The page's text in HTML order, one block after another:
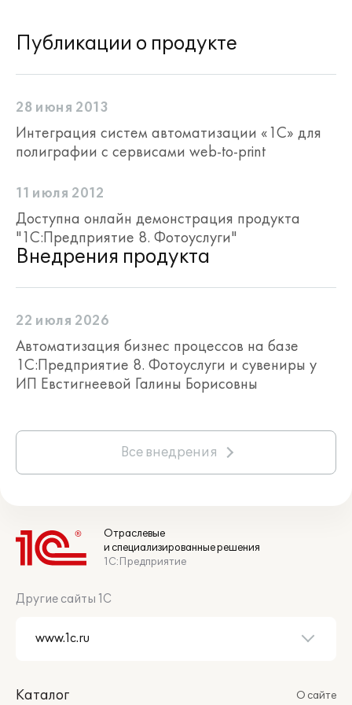
информации с учетом отраслевой
фотографий, фотокниг и др.;
данные о значениях плотности
используемых печатных
материалов;
данные о видах переплета.
Для реализации специфики
нормирования материалов в
конфигурации разработан документ
Нормирование материалов.
тираж.
Ценообразование
Для учета особенностей
добавлены документы Установка цен
цен на фотокниги.
Публикации о продукте
28 июня 2013
Интеграция систем автоматизации «1С» для
полиграфии с сервисами web-to-print
11 июля 2012
Доступна онлайн демонстрация продукта
"1C:Предприятие 8. Фотоуслуги"
Внедрения продукта
22 июля 2026
Автоматизация бизнес процессов на базе
1С:Предприятие 8. Фотоуслуги и сувениры у
ИП Евстигнеевой Галины Борисовны
Все внедрения
Отраслевые
и специализированные решения
1С:Предприятие
Другие сайты 1С
Каталог О сайте